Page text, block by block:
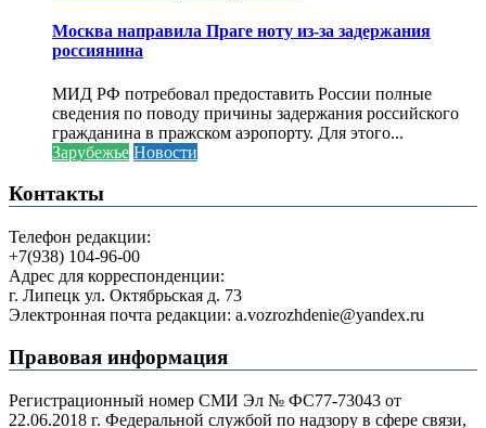
Москва направила Праге ноту из-за задержания
россиянина
МИД РФ потребовал предоставить России полные
сведения по поводу причины задержания российского
гражданина в пражском аэропорту. Для этого...
Зарубежье Новости
Контакты
Телефон редакции:
+7(938) 104-96-00
Адрес для корреспонденции:
г. Липецк ул. Октябрьская д. 73
Электронная почта редакции: a.vozrozhdenie@yandex.ru
Правовая информация
Регистрационный номер СМИ Эл № ФС77-73043 от
22.06.2018 г. Федеральной службой по надзору в сфере связи,